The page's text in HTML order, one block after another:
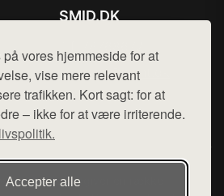
vores hjemmeside for at
vise mere relevant
trafikken. Kort sagt: for at
– ikke for at være irriterende.
Accepter alle
SMID.DK
Mail: hej@want.dk
Cookie- og privatlivspolitik
der udgiver en række